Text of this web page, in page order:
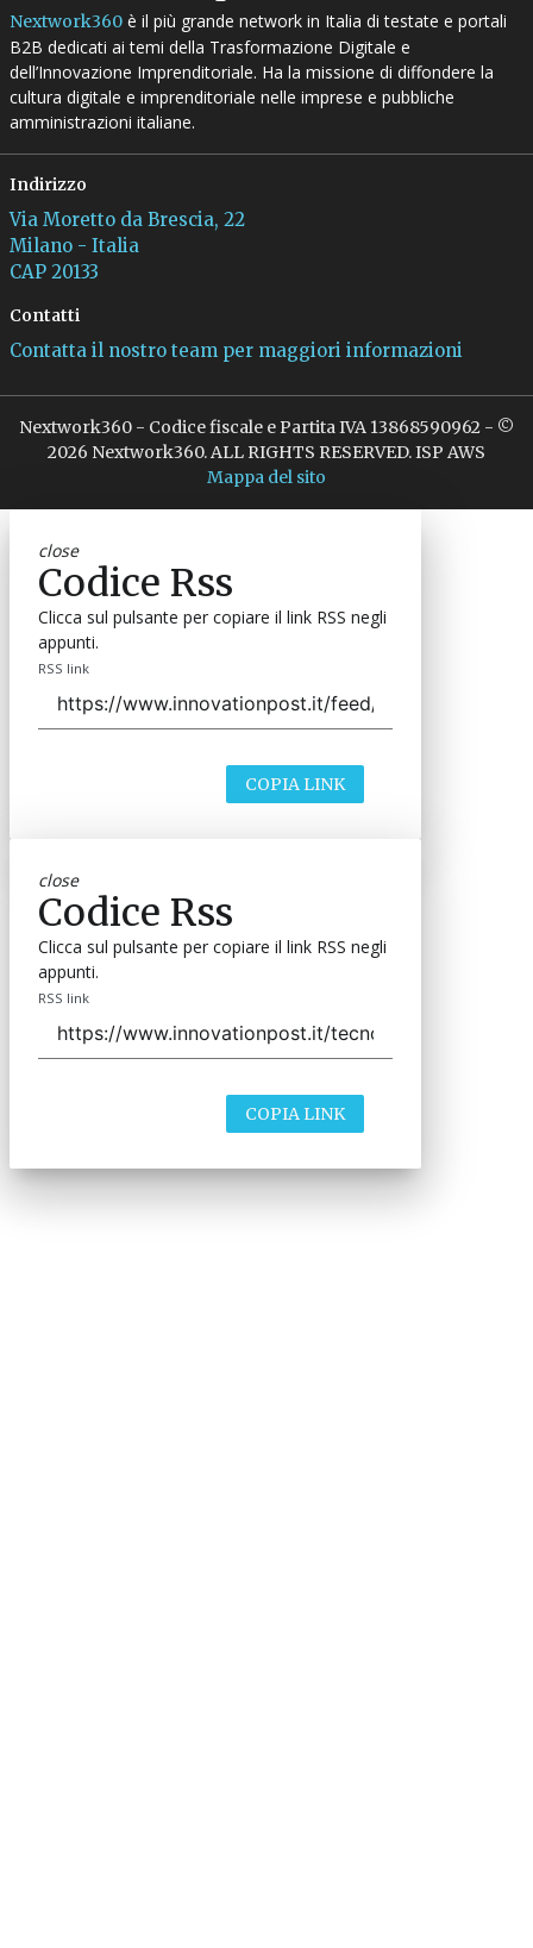
Nextwork360è il più grande network in Italia di testate e portali
B2B dedicati ai temi della Trasformazione Digitale e
dell’Innovazione Imprenditoriale. Ha la missione di diffondere la
cultura digitale e imprenditoriale nelle imprese e pubbliche
amministrazioni italiane.
Indirizzo
Via Moretto da Brescia, 22
Milano - Italia
CAP 20133
Contatti
Contatta il nostro team per maggiori informazioni
Nextwork360 - Codice fiscale e Partita IVA 13868590962 - ©
2026 Nextwork360. ALL RIGHTS RESERVED. ISP AWS
Mappa del sito
close
Codice Rss
Clicca sul pulsante per copiare il link RSS negli
appunti.
RSS link
COPIA LINK
close
Codice Rss
Clicca sul pulsante per copiare il link RSS negli
appunti.
RSS link
COPIA LINK